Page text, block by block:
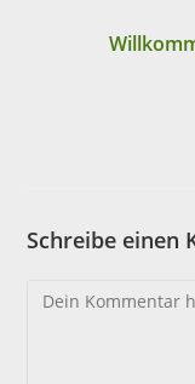
Schreibe einen